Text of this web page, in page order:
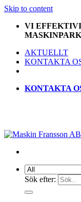
Skip to content
VI
MASKINPARK
AKTUELLT
KONTAKTA
KONTAKTA
Sök efter: